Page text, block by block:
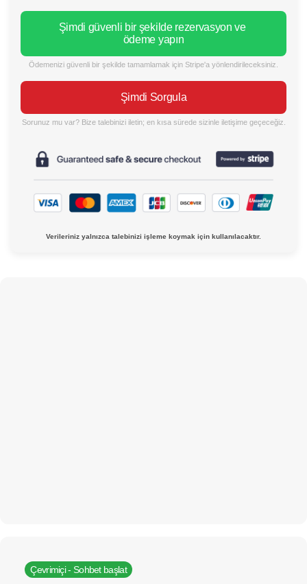
Şimdi güvenli bir şekilde rezervasyon ve
ödeme yapın
Ödemenizi güvenli bir şekilde tamamlamak için Stripe'a yönlendirileceksiniz.
Şimdi Sorgula
Sorunuz mu var? Bize talebinizi iletin; en kısa sürede sizinle iletişime geçeceğiz.
Verileriniz yalnızca talebinizi işleme koymak için kullanılacaktır.
Çevrimiçi - Sohbet başlat